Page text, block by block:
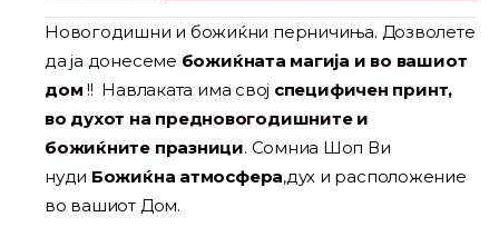
Новогодишни и божиќни перничиња. Дозволете
да ја донесеме божиќната магија и во вашиот
дом !! Навлаката има свој специфичен принт,
во духот на предновогодишните и
божиќните празници. Сомниа Шоп Ви
нуди Божиќна атмосфера,дух и расположение
во вашиот Дом.